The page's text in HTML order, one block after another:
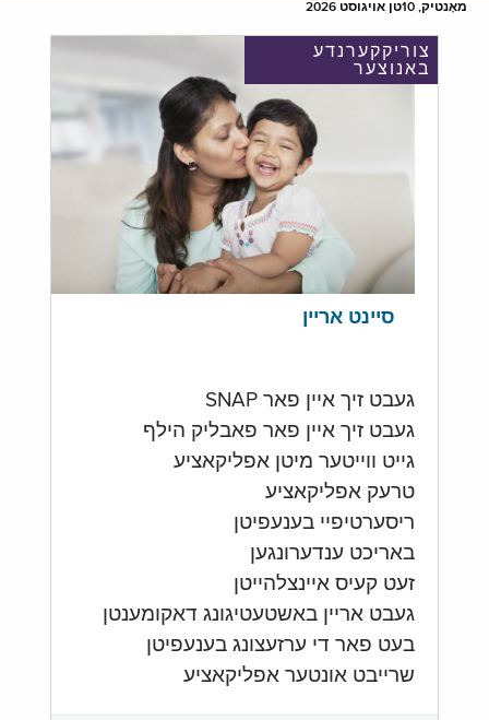
מאָנטיק, 10טן אויגוסט 2026
צוריקקערנדע
באנוצער
סיינט אריין
געבט זיך איין פאר SNAP
געבט זיך איין פאר פאבליק הילף
גייט ווייטער מיטן אפליקאציע
טרעק אפליקאציע
ריסערטיפיי בענעפיטן
באריכט ענדערונגען
זעט קעיס איינצלהייטן
געבט אריין באשטעטיגונג דאקומענטן
בעט פאר די ערזעצונג בענעפיטן
שרייבט אונטער אפליקאציע